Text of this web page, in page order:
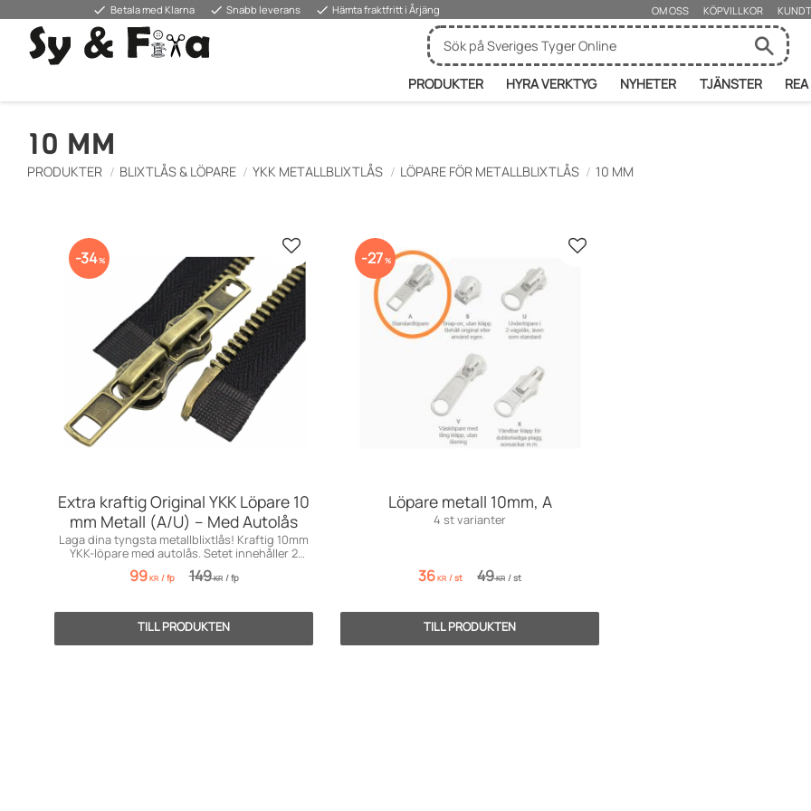
done Betala med Klarna done Snabb leverans done Hämta fraktfritt i Årjäng OM OSS KÖPVILLKOR
PRODUKTER HYRA VERKTYG NYHETER TJÄNSTER REA
10 MM
PRODUKTER BLIXTLÅS & LÖPARE YKK METALLBLIXTLÅS LÖPARE FÖR METALLBLIXTLÅS 10 MM
Extra kraftig Original YKK Löpare 10
mm Metall (A/U) – Med Autolås
Laga dina tyngsta metallblixtlås! Kraftig 10mm
YKK-löpare med autolås. Setet innehåller 2
löpare.
99KR /fp 149KR /fp
34% Lägg till i favoriter
Löpare metall 10mm, A
4 st varianter
36KR /st 49KR /st
27% Lägg till i favoriter